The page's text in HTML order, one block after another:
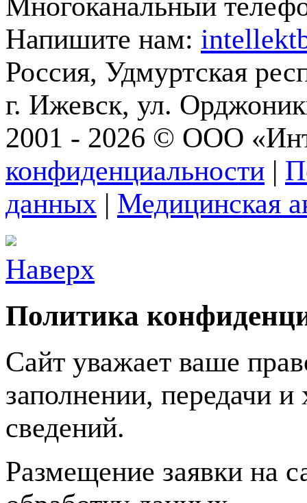
Многоканальный
Напишите нам:
Россия, Удмуртская
г. Ижевск, ул.
2001 - 2026 © ООО
конфиденциальности |
данных | Медицинская
Наверх
Политика
Сайт уважает ваше
заполнении, передачи
сведений.
Размещение заявки на